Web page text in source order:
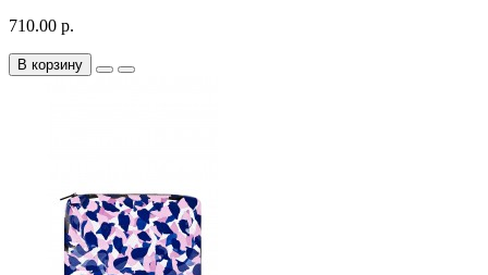
710.00 р.
В корзину